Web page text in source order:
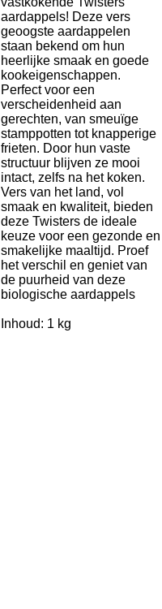
aardappels! Deze vers
geoogste aardappelen
staan bekend om hun
heerlijke smaak en goede
kookeigenschappen.
Perfect voor een
verscheidenheid aan
gerechten, van smeuïge
stamppotten tot knapperige
frieten. Door hun vaste
structuur blijven ze mooi
intact, zelfs na het koken.
Vers van het land, vol
smaak en kwaliteit, bieden
deze Twisters de ideale
keuze voor een gezonde en
smakelijke maaltijd. Proef
het verschil en geniet van
de puurheid van deze
biologische aardappels
Inhoud: 1 kg